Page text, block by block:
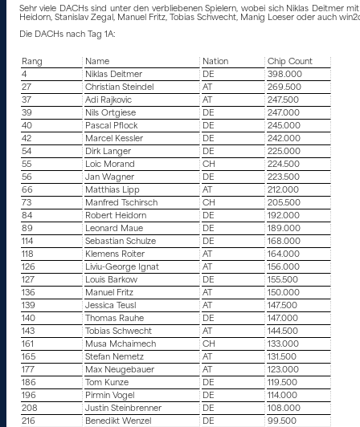
Sehr viele DACHs sind unter den verbliebenen Spielern, wobei sich Niklas Deitmer
Heidorn, Stanislav Zegal, Manuel Fritz, Tobias Schwecht, Manig Loeser oder auch
Die DACHs nach Tag 1A:
Rang Name Nation
Chip Count
4
Niklas Deitmer DE
398.000
27
Christian Steindel AT
269.500
37
Adi Rajkovic AT
247.500
39
Nils Ortgiese DE
247.000
40
Pascal Pflock DE
245.000
42
Marcel Kessler DE
242.000
54
Dirk Langer DE
225.000
55
Loic Morand CH
224.500
56
Jan Wagner DE
223.500
66
Matthias Lipp AT
212.000
73
Manfred Tschirsch CH
205.500
84
Robert Heidorn DE
192.000
89
Leonard Maue DE
189.000
114
Sebastian Schulze DE
168.000
118
Klemens Roiter AT
164.000
126
Liviu-George Ignat AT
156.000
127
Louis Barkow DE
155.500
136
Manuel Fritz AT
150.000
139
Jessica Teusl AT
147.500
140
Thomas Rauhe DE
147.000
143
Tobias Schwecht AT
144.500
161
Musa Mchaimech CH
133.000
165
Stefan Nemetz AT
131.500
177
Max Neugebauer AT
123.000
186
Tom Kunze DE
119.500
196
Pirmin Vogel DE
114.000
208
Justin Steinbrenner DE
108.000
216
Benedikt Wenzel DE
99.500